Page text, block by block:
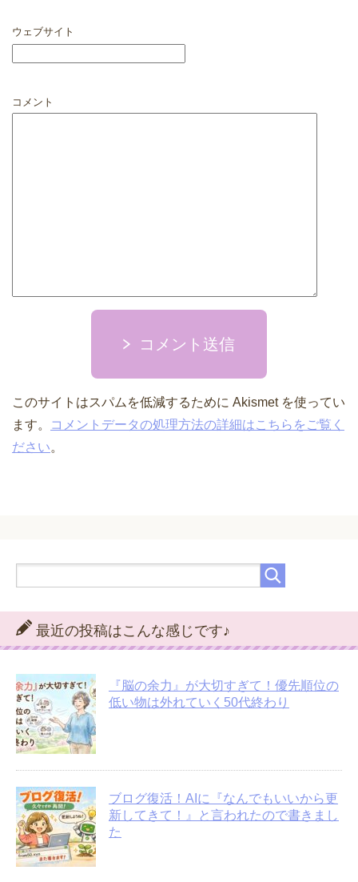
ウェブサイト
コメント
コメント送信
このサイトはスパムを低減するために Akismet を使ってい
ます。
コメントデータの処理方法の詳細はこちらをご覧く
ださい。
最近の投稿はこんな感じです♪
『脳の余力』が大切すぎて！優先順位の
低い物は外れていく50代終わり
ブログ復活！AIに『なんでもいいから更
新してきて！』と言われたので書きまし
た